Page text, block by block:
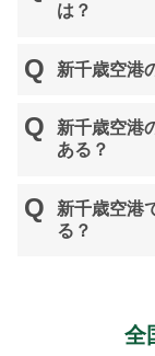
は？
新千歳空港
新千歳空港
ある？
新千歳空港
る？
全